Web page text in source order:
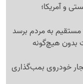
و آمریکا؛
مستقیم به مردم برسد
بدون هیچ‌گونه
خودروی بمب‌گذاری